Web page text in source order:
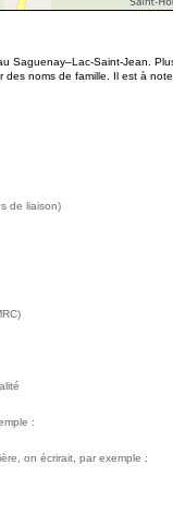
Saguenay–Lac-Saint-Jean.
noms de famille. Il est à
de liaison)
:
on écrirait, par exemple :